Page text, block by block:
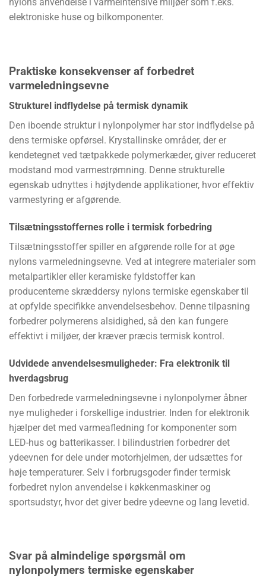
elektroniske huse og bilkomponenter.
Praktiske konsekvenser af forbedret
varmeledningsevne
Strukturel indflydelse på termisk dynamik
Den iboende struktur i nylonpolymer har stor indflydelse på
dens termiske opførsel. Krystallinske områder, der er
kendetegnet ved tætpakkede polymerkæder, giver reduceret
modstand mod varmestrømning. Denne strukturelle
egenskab udnyttes i højtydende applikationer, hvor effektiv
varmestyring er afgørende.
Tilsætningsstoffernes rolle i termisk forbedring
Tilsætningsstoffer spiller en afgørende rolle for at øge
nylons varmeledningsevne. Ved at integrere materialer som
metalpartikler eller keramiske fyldstoffer kan
producenterne skræddersy nylons termiske egenskaber til
at opfylde specifikke anvendelsesbehov. Denne tilpasning
forbedrer polymerens alsidighed, så den kan fungere
effektivt i miljøer, der kræver præcis termisk kontrol.
Udvidede anvendelsesmuligheder: Fra elektronik til
hverdagsbrug
Den forbedrede varmeledningsevne i nylonpolymer åbner
nye muligheder i forskellige industrier. Inden for elektronik
hjælper det med varmeafledning for komponenter som
LED-hus og batterikasser. I bilindustrien forbedrer det
ydeevnen for dele under motorhjelmen, der udsættes for
høje temperaturer. Selv i forbrugsgoder finder termisk
forbedret nylon anvendelse i køkkenmaskiner og
sportsudstyr, hvor det giver bedre ydeevne og lang levetid.
Svar på almindelige spørgsmål om
nylonpolymers termiske egenskaber